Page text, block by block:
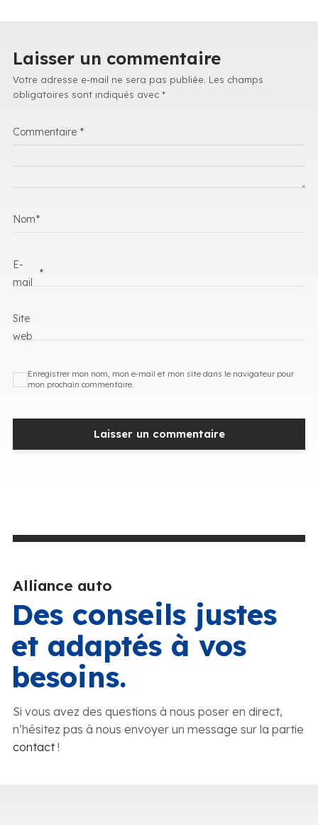
Laisser un commentaire
Votre adresse e-mail ne sera pas publiée. Les champs
obligatoires sont indiqués avec *
Commentaire *
Nom*
E-
mail
*
Site
web
Enregistrer mon nom, mon e-mail et mon site dans le navigateur pour
mon prochain commentaire.
Alliance auto
Des conseils justes
et adaptés à vos
besoins.
Si vous avez des questions à nous poser en direct,
n’hésitez pas à nous envoyer un message sur la partie
contact!